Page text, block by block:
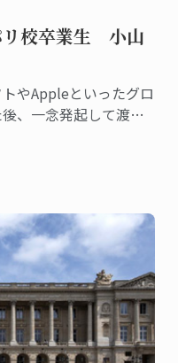
リ校卒業生 小山
やAppleといったグロ
、一念発起して渡